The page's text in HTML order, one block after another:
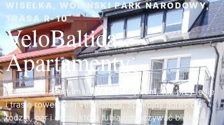
WISEŁKA, WOLIŃSKI PARK NARODOWY,
TRASA R-10
VeloBaltica
Apartamenty
Trzy jasne apartamenty nad Bałtykiem, tuż przy lesie
i trasie rowerowej VeloBaltica. Spokojny adres dla
rodzin, par i osób, które lubią odpoczywać blisko